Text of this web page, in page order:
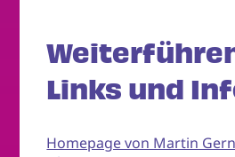
Links und
Homepage von Martin